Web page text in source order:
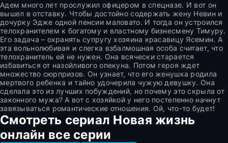
Адем много лет прослужил офицером в спецназе. И вот он
вышел в отставку. Чтобы достойно содержать жену Невин и
дочурку Эдже одной пенсии маловато. И тогда он устроился
телохранителем к богатому и властному бизнесмену Тимуру.
Его задача – охранять супругу хозяина красавицу Ясемин. А
эта вольнолюбивая и слегка взбалмошная особа считает, что
телохранитель ей не нужен. Она всячески старается
избавиться от назойливого опекуна. Потом героя ждет
множество сюрпризов. Он узнает, что его женушка родила
мертвого ребенка и тайно удочерила чужую девушку. Она
сделала это из лучших побуждений, но почему это скрыла от
законного мужа? А вот с хозяйкой у него постепенно начнут
завязываться романтические отношения. Ой, что-то будет!
Смотреть сериал Новая жизнь
онлайн все серии